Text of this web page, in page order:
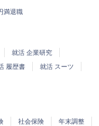
満退職
就活 企業研究
履歴書
就活 スーツ
社会保険
年末調整